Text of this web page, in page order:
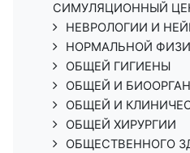
СИМУЛЯЦИОННЫЙ
НЕВРОЛОГИИ И
НОРМАЛЬНОЙ
ОБЩЕЙ ГИГИЕНЫ
ОБЩЕЙ И
ОБЩЕЙ И
ОБЩЕЙ ХИРУРГИИ
ОБЩЕСТВЕННОГО